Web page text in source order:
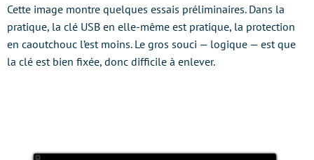
Cette image montre quelques essais préliminaires. Dans la
pratique, la clé USB en elle-même est pratique, la protection
en caoutchouc l’est moins. Le gros souci — logique — est que
la clé est bien fixée, donc difficile à enlever.